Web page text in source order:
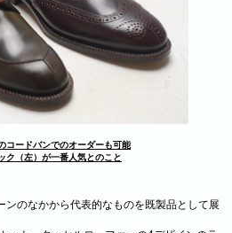
コードバンでのオーダーも可能
ク（左）が一番人気とのこと
ンのなかから代表的なものを既製品として展